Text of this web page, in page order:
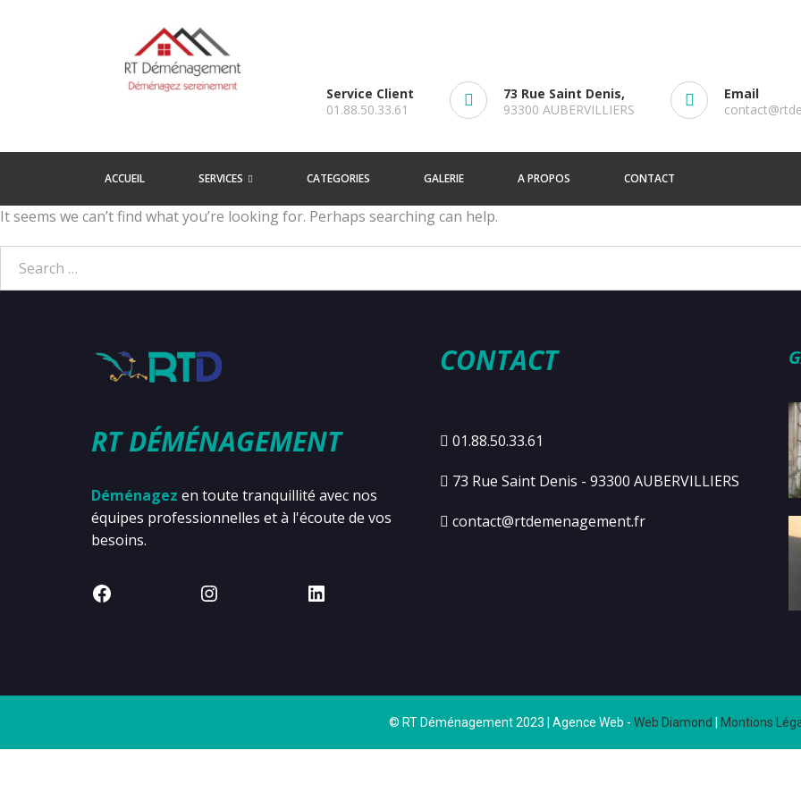
Service Client
01.88.50.33.61
73 Rue Saint Denis,
93300 AUBERVILLIERS
Email
ACCUEIL SERVICES CATEGORIES GALERIE A PROPOS CONTACT
It seems we can’t find what you’re looking for. Perhaps searching can help.
RT DÉMÉNAGEMENT
Déménagez en toute tranquillité avec nos
équipes professionnelles et à l'écoute de vos
besoins.
CONTACT
01.88.50.33.61
73 Rue Saint Denis - 93300 AUBERVILLIERS
contact@rtdemenagement.fr
© RT Déménagement 2023 | Agence Web - Web Diamond Montions